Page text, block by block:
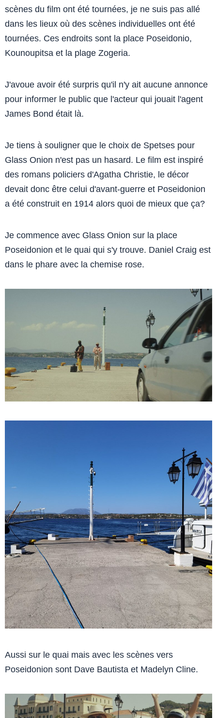
scènes du film ont été tournées, je ne suis pas allé
dans les lieux où des scènes individuelles ont été
tournées. Ces endroits sont la place Poseidonio,
Kounoupitsa et la plage Zogeria.
J'avoue avoir été surpris qu'il n'y ait aucune annonce
pour informer le public que l'acteur qui jouait l'agent
James Bond était là.
Je tiens à souligner que le choix de Spetses pour
Glass Onion n'est pas un hasard. Le film est inspiré
des romans policiers d'Agatha Christie, le décor
devait donc être celui d'avant-guerre et Poseidonion
a été construit en 1914 alors quoi de mieux que ça?
Je commence avec Glass Onion sur la place
Poseidonion et le quai qui s'y trouve. Daniel Craig est
dans le phare avec la chemise rose.
Aussi sur le quai mais avec les scènes vers
Poseidonion sont Dave Bautista et Madelyn Cline.